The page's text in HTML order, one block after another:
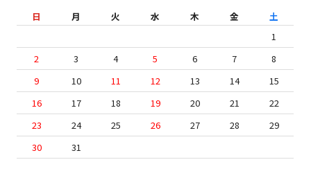
日
月 火 水 木 金
土
1
2
3 4 5 6 7
8
9
10 11 12 13 14
15
16
17 18 19 20 21
22
23
24 25 26 27 28
29
30
31